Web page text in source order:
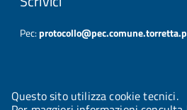
Questo sito utilizza cookie tecnici.
Pec: